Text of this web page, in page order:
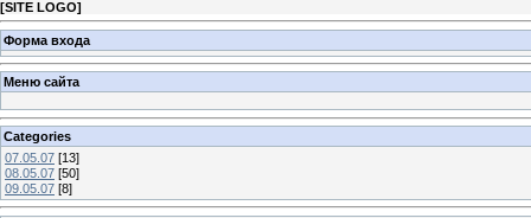
[SITE LOGO]
Форма входа
Меню сайта
Categories
07.05.07 [13]
08.05.07 [50]
09.05.07 [8]